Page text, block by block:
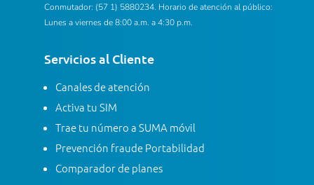
Conmutador: (57 1) 5880234. Horario de atención al público:
Lunes a viernes de 8:00 a.m. a 4:30 p.m.
Servicios al Cliente
Canales de atención
Activa tu SIM
Trae tu número a SUMA móvil
Prevención fraude Portabilidad
Comparador de planes